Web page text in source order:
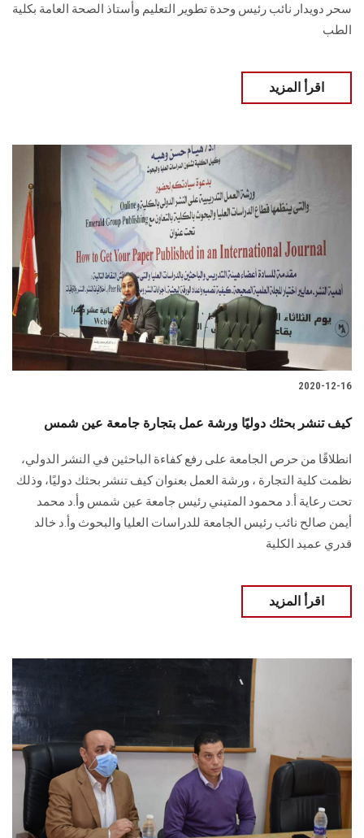
سحر دويدار نائب رئيس وحدة تطوير التعليم وأستاذ الصحة العامة بكلية
الطب
اقرأ المزيد
2020-12-16
كيف تنشر بحثك دوليًا ورشة عمل بتجارة جامعة عين شمس
انطلاقًا من حرص الجامعة على رفع كفاءة الباحثين في النشر الدولي،
نظمت كلية التجارة ، ورشة العمل بعنوان كيف تنشر بحثك دوليًا، وذلك
تحت رعاية أ.د محمود المتيني رئيس جامعة عين شمس وأ.د محمد
أيمن صالح نائب رئيس الجامعة للدراسات العليا والبحوث وأ.د خالد
قدري عميد الكلية
اقرأ المزيد